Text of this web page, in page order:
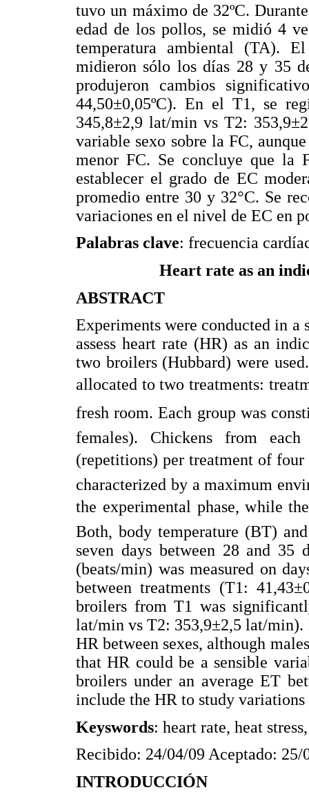
tuvo un máximo de 32ºC.
edad de los pollos, se midió 4
temperatura ambiental (TA).
midieron sólo los días 28 y 35
produjeron cambios
44,50±0,05ºC). En el T1, se
345,8±2,9 lat/min vs T2:
variable sexo sobre la FC,
menor FC. Se concluye que la
establecer el grado de EC
promedio entre 30 y 32°C. Se
variaciones en el nivel de EC en
Palabras clave: frecuencia
Heart rate as an
ABSTRACT
Experiments were conducted in
assess heart rate (HR) as an
two broilers (Hubbard) were
allocated to two treatments:
fresh room. Each group was
females). Chickens from
(repetitions) per treatment of four
characterized by a maximum
the experimental phase, while
Both, body temperature (BT)
seven days between 28 and
(beats/min) was measured on
between treatments (T1:
broilers from T1 was
lat/min vs T2: 353,9±2,5 lat/
HR between sexes, although
that HR could be a sensible
broilers under an average ET
include the HR to study
Keyswords: heart rate, heat
Recibido: 24/04/09 Aceptado: 25/
INTRODUCCIÓN